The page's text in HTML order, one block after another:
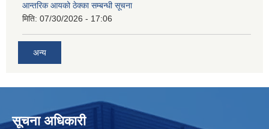
आन्तरिक आयको ठेक्का सम्बन्धी सूचना
मिति: 07/30/2026 - 17:06
अन्य
सूचना अधिकारी